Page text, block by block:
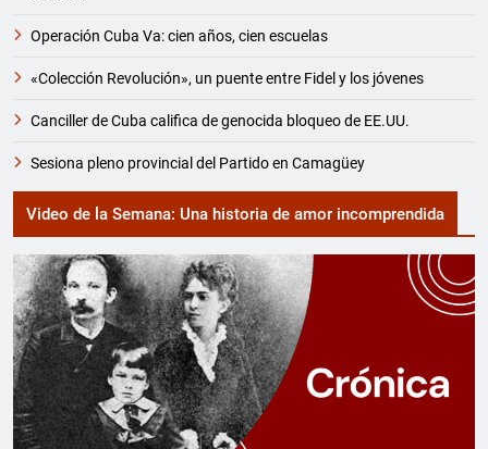
Operación Cuba Va: cien años, cien escuelas
«Colección Revolución», un puente entre Fidel y los jóvenes
Canciller de Cuba califica de genocida bloqueo de EE.UU.
Sesiona pleno provincial del Partido en Camagüey
Video de la Semana: Una historia de amor incomprendida